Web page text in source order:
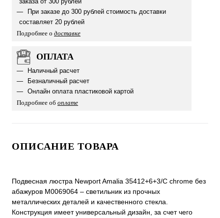
При заказе до 300 рублей стоимость доставки
составляет 20 рублей
Подробнее о доставке
ОПЛАТА
Наличный расчет
Безналичный расчет
Онлайн оплата пластиковой картой
Подробнее об оплате
ОПИСАНИЕ ТОВАРА
Подвесная люстра Newport Amalia 35412+6+3/C chrome без
абажуров М0069064 – светильник из прочных
металлических деталей и качественного стекла.
Конструкция имеет универсальный дизайн, за счет чего